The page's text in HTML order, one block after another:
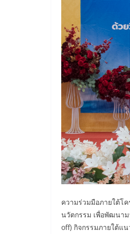
ความร่วมมือภายใต้โ
นวัตกรรม เพื่อพัฒนาม
off) กิจกรรมภายใต้แ